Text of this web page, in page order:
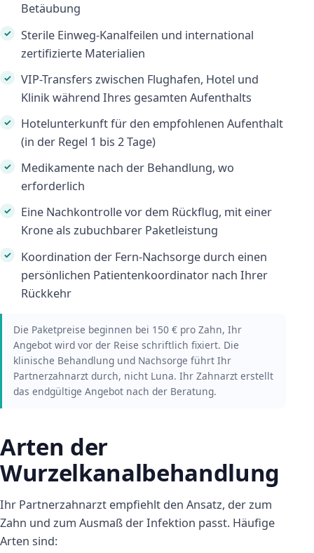
Betäubung
Sterile Einweg-Kanalfeilen und international
zertifizierte Materialien
VIP-Transfers zwischen Flughafen, Hotel und
Klinik während Ihres gesamten Aufenthalts
Hotelunterkunft für den empfohlenen Aufenthalt
(in der Regel 1 bis 2 Tage)
Medikamente nach der Behandlung, wo
erforderlich
Eine Nachkontrolle vor dem Rückflug, mit einer
Krone als zubuchbarer Paketleistung
Koordination der Fern-Nachsorge durch einen
persönlichen Patientenkoordinator nach Ihrer
Rückkehr
Die Paketpreise beginnen bei 150 € pro Zahn, Ihr
Angebot wird vor der Reise schriftlich fixiert. Die
klinische Behandlung und Nachsorge führt Ihr
Partnerzahnarzt durch, nicht Luna. Ihr Zahnarzt erstellt
das endgültige Angebot nach der Beratung.
Arten der
Wurzelkanalbehandlung
Ihr Partnerzahnarzt empfiehlt den Ansatz, der zum
Zahn und zum Ausmaß der Infektion passt. Häufige
Arten sind: